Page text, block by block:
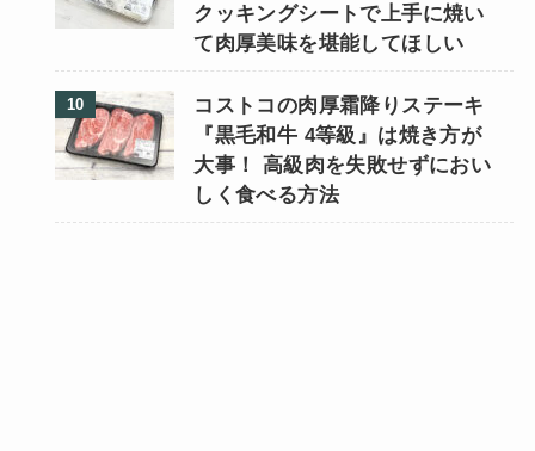
クッキングシートで上手に焼い
て肉厚美味を堪能してほしい
コストコの肉厚霜降りステーキ
『黒毛和牛 4等級』は焼き方が
大事！ 高級肉を失敗せずにおい
しく食べる方法